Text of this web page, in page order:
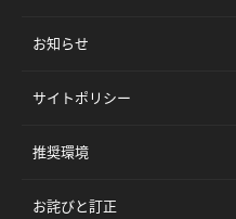
お知らせ
サイトポリシー
推奨環境
お詫びと訂正